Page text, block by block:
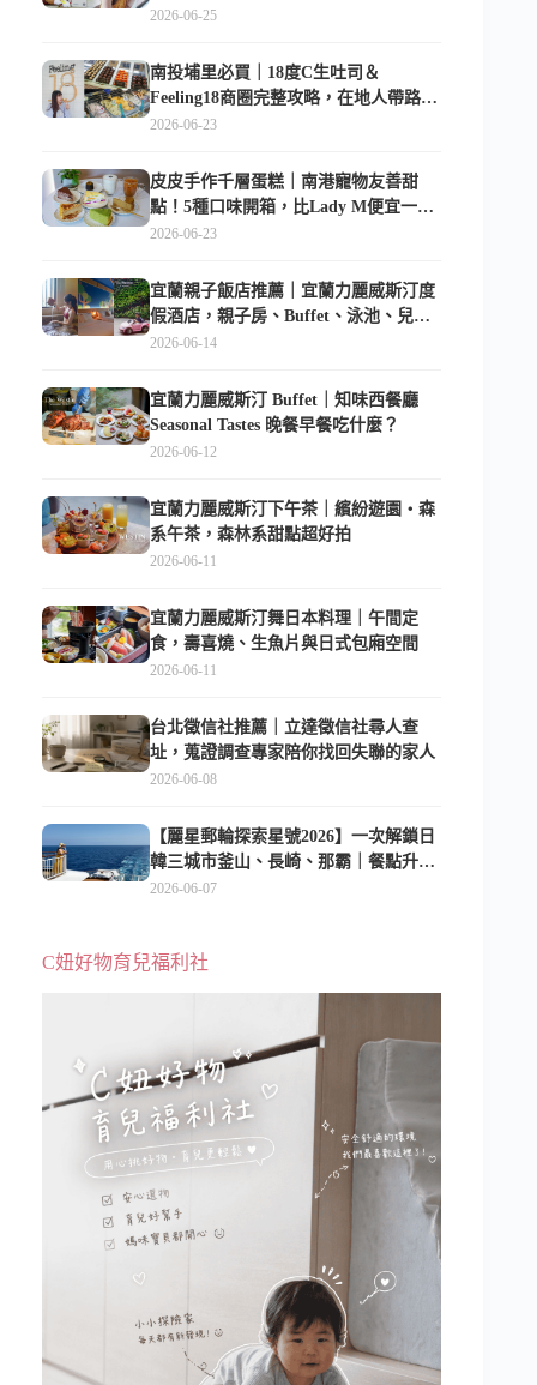
10000mAh 行動電源
2026-06-25
南投埔里必買｜18度C生吐司＆
Feeling18商圈完整攻略，在地人帶路這
樣逛
2026-06-23
皮皮手作千層蛋糕｜南港寵物友善甜
點！5種口味開箱，比Lady M便宜一半
的台北隱藏版
2026-06-23
宜蘭親子飯店推薦｜宜蘭力麗威斯汀度
假酒店，親子房、Buffet、泳池、兒童
俱樂部超適合放電
2026-06-14
宜蘭力麗威斯汀 Buffet｜知味西餐廳
Seasonal Tastes 晚餐早餐吃什麼？
2026-06-12
宜蘭力麗威斯汀下午茶｜繽紛遊園・森
系午茶，森林系甜點超好拍
2026-06-11
宜蘭力麗威斯汀舞日本料理｜午間定
食，壽喜燒、生魚片與日式包廂空間
2026-06-11
台北徵信社推薦｜立達徵信社尋人查
址，蒐證調查專家陪你找回失聯的家人
2026-06-08
【麗星郵輪探索星號2026】一次解鎖日
韓三城市釜山、長崎、那霸｜餐點升
級、表演更新、船上慶生超難忘
2026-06-07
C妞好物育兒福利社